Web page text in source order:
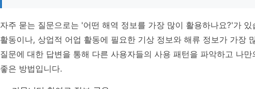
자주 묻는 질문으로는 '어떤 해역 정보를 가장 많이 활용하나요?'가 있
활동이나, 상업적 어업 활동에 필요한 기상 정보와 해류 정보가 가장
질문에 대한 답변을 통해 다른 사용자들의 사용 패턴을 파악하고 나
좋은 방법입니다.